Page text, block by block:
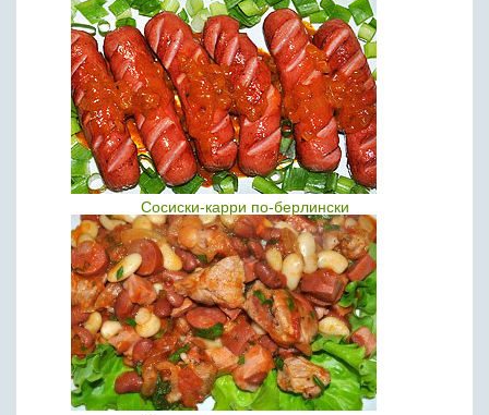
Сосиски-карри по-берлински